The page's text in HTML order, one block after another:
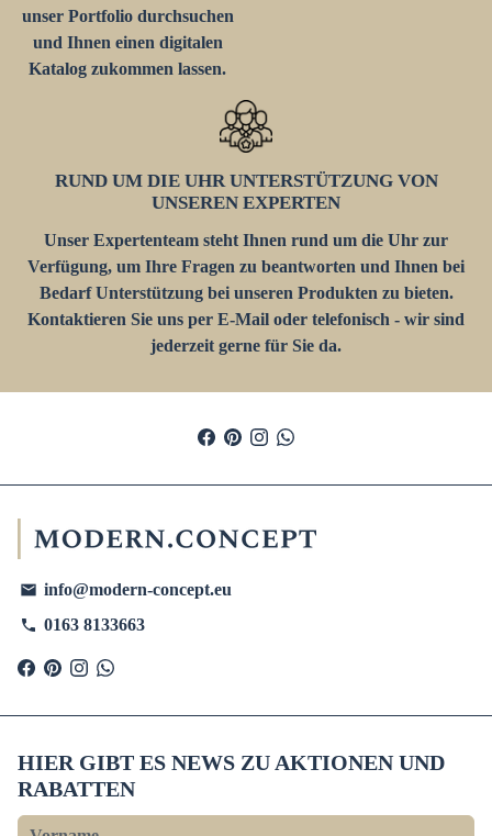
unser Portfolio durchsuchen
und Ihnen einen digitalen
Katalog zukommen lassen.
RUND UM DIE UHR UNTERSTÜTZUNG VON
UNSEREN EXPERTEN
Unser Expertenteam steht Ihnen rund um die Uhr zur
Verfügung, um Ihre Fragen zu beantworten und Ihnen bei
Bedarf Unterstützung bei unseren Produkten zu bieten.
Kontaktieren Sie uns per E-Mail oder telefonisch - wir sind
jederzeit gerne für Sie da.
email info@modern-concept.eu
phone 0163 8133663
HIER GIBT ES NEWS ZU AKTIONEN UND
RABATTEN